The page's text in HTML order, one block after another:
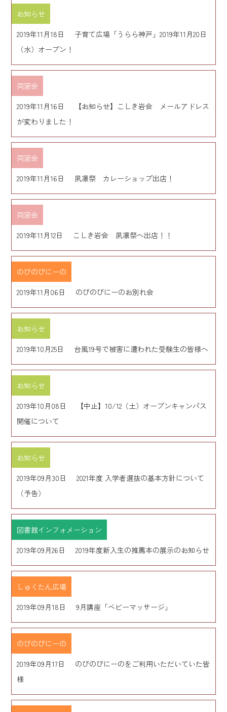
お知らせ
2019年11月18日
子育て広場「うらら神戸」2019年11月20日
（水）オープン！
同窓会
2019年11月16日
【お知らせ】こしき岩会 メールアドレス
が変わりました！
同窓会
2019年11月16日
夙凛祭 カレーショップ出店！
同窓会
2019年11月12日
こしき岩会 夙凛祭へ出店！！
のびのびにーの
2019年11月06日
のびのびにーのお別れ会
お知らせ
2019年10月25日
台風19号で被害に遭われた受験生の皆様へ
お知らせ
2019年10月08日
【中止】10/12（土）オープンキャンパス
開催について
お知らせ
2019年09月30日
2021年度 入学者選抜の基本方針について
（予告）
図書館インフォメーション
2019年09月26日
2019年度新入生の推薦本の展示のお知らせ
しゅくたん広場
2019年09月18日
9月講座「ベビーマッサージ」
のびのびにーの
2019年09月17日
のびのびにーのをご利用いただいていた皆
様